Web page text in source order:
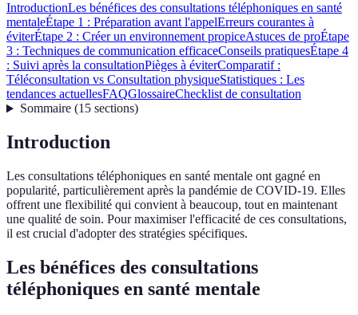
IntroductionLes bénéfices des consultations téléphoniques en santé
mentaleÉtape 1 : Préparation avant l'appelErreurs courantes à
éviterÉtape 2 : Créer un environnement propiceAstuces de proÉtape
3 : Techniques de communication efficaceConseils pratiquesÉtape 4
: Suivi après la consultationPièges à éviterComparatif :
Téléconsultation vs Consultation physiqueStatistiques : Les
tendances actuellesFAQGlossaireChecklist de consultation
Sommaire(15 sections)
Introduction
Les consultations téléphoniques en santé mentale ont gagné en
popularité, particulièrement après la pandémie de COVID-19. Elles
offrent une flexibilité qui convient à beaucoup, tout en maintenant
une qualité de soin. Pour maximiser l'efficacité de ces consultations,
il est crucial d'adopter des stratégies spécifiques.
Les bénéfices des consultations
téléphoniques en santé mentale